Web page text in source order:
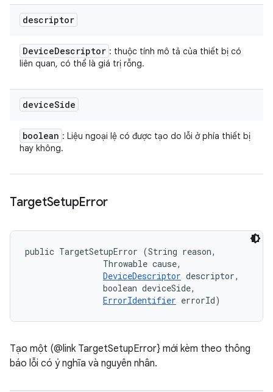
descriptor
DeviceDescriptor : thuộc tính mô tả của thiết bị có
liên quan, có thể là giá trị rỗng.
deviceSide
boolean : Liệu ngoại lệ có được tạo do lỗi ở phía thiết bị
hay không.
TargetSetupError
public TargetSetupError (String reason,
                Throwable cause,
DeviceDescriptor descriptor,
                boolean deviceSide,
ErrorIdentifier errorId)
Tạo một (@link TargetSetupError} mới kèm theo thông
báo lỗi có ý nghĩa và nguyên nhân.